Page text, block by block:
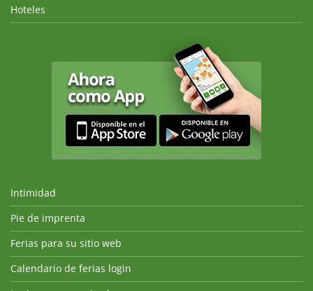
Hoteles
Intimidad
Pie de imprenta
Ferias para su sitio web
Calendario de ferias login